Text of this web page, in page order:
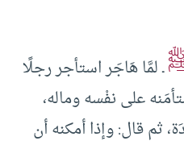
ـ لمَّا هَاجَر استأجر رجلًا
على نفْسه وماله،
ثم قال: وإذا أمكنه أن